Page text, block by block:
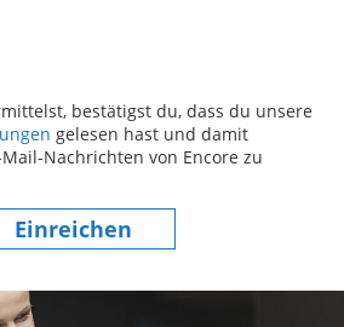
bestätigst du, dass du unsere
(dieser Inhalt öffnet sich in einem
gelesen hast und damit
Nachrichten von Encore zu
Einreichen